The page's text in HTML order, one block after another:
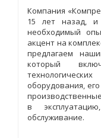
Компания
15 лет назад,
необходимый
акцент на
предлагаем
который
оборудования,
в
обслуживание.